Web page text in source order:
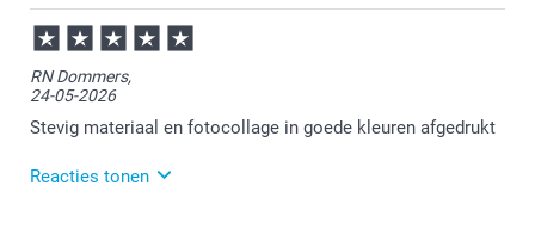
07-07-2026
13:38
Bedankt voor je review. Leuk om te horen dat je
placemats bij ons hebt besteld en hier tevreden over
bent. Heel veel plezier ervan en we zien je graag nog
eens terug.
RN Dommers,
24-05-2026
Stevig materiaal en fotocollage in goede kleuren afgedrukt
Reacties tonen